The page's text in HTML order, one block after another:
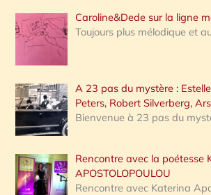
Caroline&Dede sur la ligne
Toujours plus mélodique et
A 23 pas du mystère :
Peters, Robert Silverberg,
Bienvenue à 23 pas du
Rencontre avec la poétesse
APOSTOLOPOULOU
Rencontre avec Katerina